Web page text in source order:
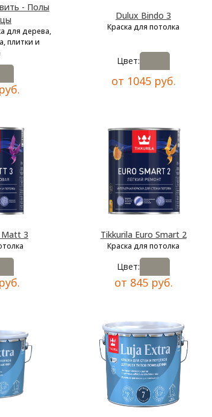
- Полы
для дерева,
плитки и
Dulux Bindo 3
Краска для потолка
Цвет:
от 1045 руб.
Matt 3 Tikkurila Euro Smart 2
Краска для потолка
Цвет:
от 845 руб.